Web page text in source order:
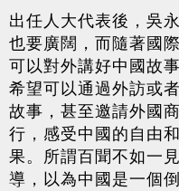
出任人大代表後，吳
也要廣闊，而隨著國
可以對外講好中國故
希望可以通過外訪或
故事，甚至邀請外國
行，感受中國的自由
果。所謂百聞不如一
導，以為中國是一個